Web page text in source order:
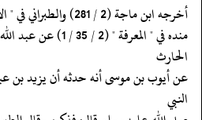
‏‏‏‏أخرجه ابن ماجة (2 / 281) والطبراني في " الأوسط " (1 / 33 / 2) وابن
‏‏‏‏منده في " المعرفة "
الحارث
‏‏‏‏عن أيوب بن موسى أنه حدثه أن يزيد بن
النبي